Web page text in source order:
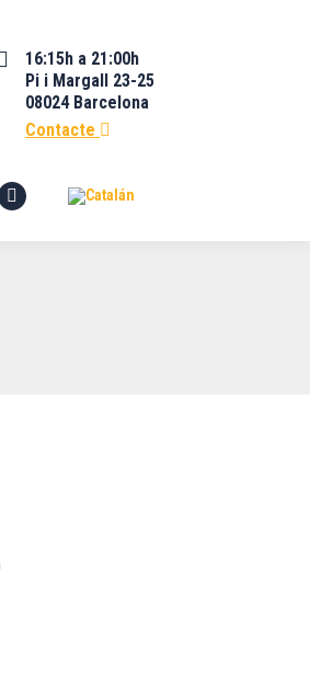
16:15h a 21:00h
Pi i Margall 23-25
08024 Barcelona
Contacte
YouTube
page